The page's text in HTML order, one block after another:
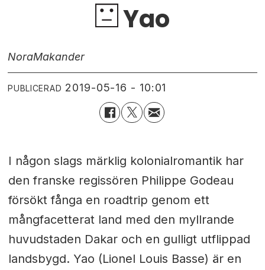
Yao
NoraMakander
PUBLICERAD 2019-05-16 - 10:01
I någon slags märklig kolonialromantik har
den franske regissören Philippe Godeau
försökt fånga en roadtrip genom ett
mångfacetterat land med den myllrande
huvudstaden Dakar och en gulligt utflippad
landsbygd. Yao (Lionel Louis Basse) är en